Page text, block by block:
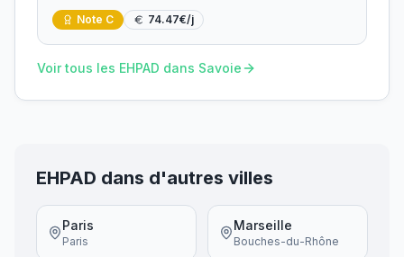
Note C 74.47€/j
Voir tous les EHPAD dans Savoie
EHPAD dans d'autres villes
Paris
Paris
Marseille
Bouches-du-Rhône